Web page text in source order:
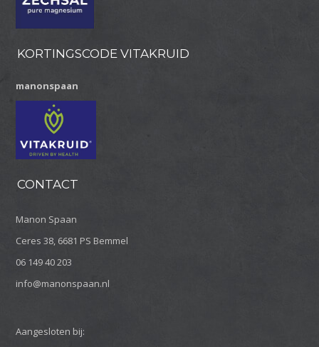
KORTINGSCODE VITAKRUID
manonspaan
CONTACT
Manon Spaan
Ceres 38, 6681 PS Bemmel
06 149 40 203
info@manonspaan.nl
Aangesloten bij: